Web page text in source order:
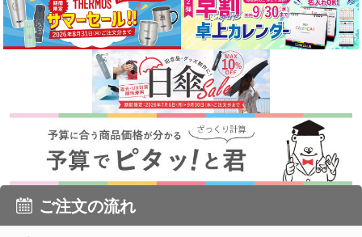
ご注文の流れ